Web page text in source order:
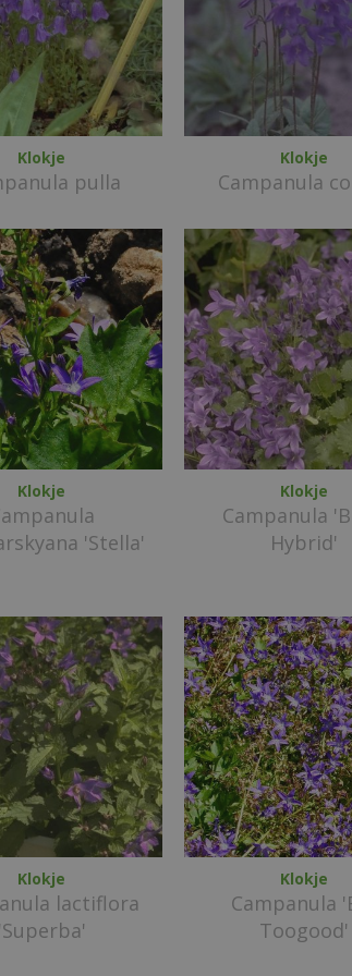
Klokje
pulla
Klokje
Campanula
Klokje
'Stella'
Klokje
Campanula
Hybrid'
Klokje
lactiflora
Klokje
Campanula
Toogood'